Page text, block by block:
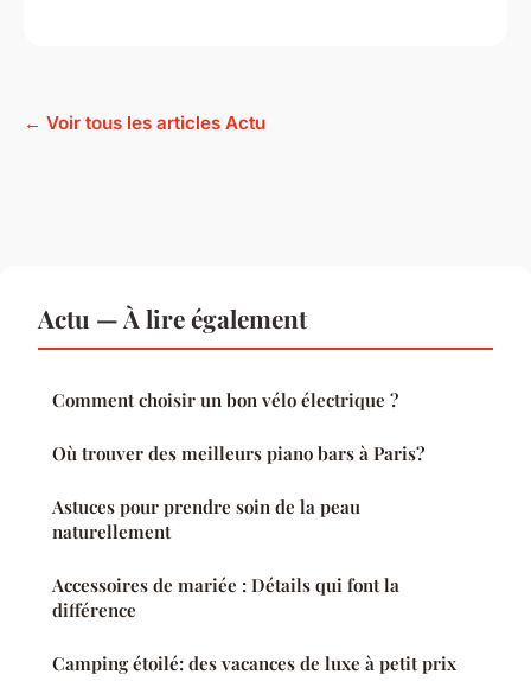
← Voir tous les articles Actu
Actu — À lire également
Comment choisir un bon vélo électrique ?
Où trouver des meilleurs piano bars à Paris?
Astuces pour prendre soin de la peau
naturellement
Accessoires de mariée : Détails qui font la
différence
Camping étoilé: des vacances de luxe à petit prix